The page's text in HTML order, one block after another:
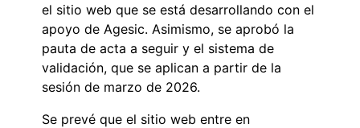
el sitio web que se está desarrollando con el
apoyo de Agesic. Asimismo, se aprobó la
pauta de acta a seguir y el sistema de
validación, que se aplican a partir de la
sesión de marzo de 2026.
Se prevé que el sitio web entre en